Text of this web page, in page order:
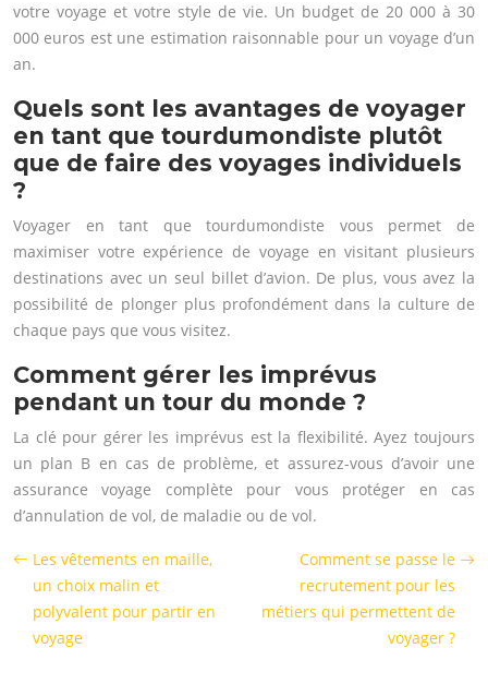
votre voyage et votre style de vie. Un budget de 20 000 à 30
000 euros est une estimation raisonnable pour un voyage d’un
an.
Quels sont les avantages de voyager
en tant que tourdumondiste plutôt
que de faire des voyages individuels
?
Voyager en tant que tourdumondiste vous permet de
maximiser votre expérience de voyage en visitant plusieurs
destinations avec un seul billet d’avion. De plus, vous avez la
possibilité de plonger plus profondément dans la culture de
chaque pays que vous visitez.
Comment gérer les imprévus
pendant un tour du monde ?
La clé pour gérer les imprévus est la flexibilité. Ayez toujours
un plan B en cas de problème, et assurez-vous d’avoir une
assurance voyage complète pour vous protéger en cas
d’annulation de vol, de maladie ou de vol.
Les vêtements en maille,
un choix malin et
polyvalent pour partir en
voyage
Comment se passe le
recrutement pour les
métiers qui permettent de
voyager ?